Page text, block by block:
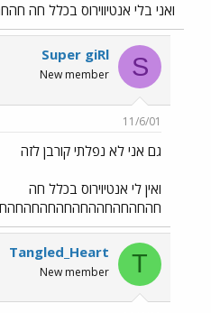
ואני בלי אנטיווירוס בכלל
S
Super giRl
New member
11/6/01
גם אני לא נפלתי קורבן לזה
ואין לי אנטיוירוס בכלל חה
T
Tangled_Heart
New member